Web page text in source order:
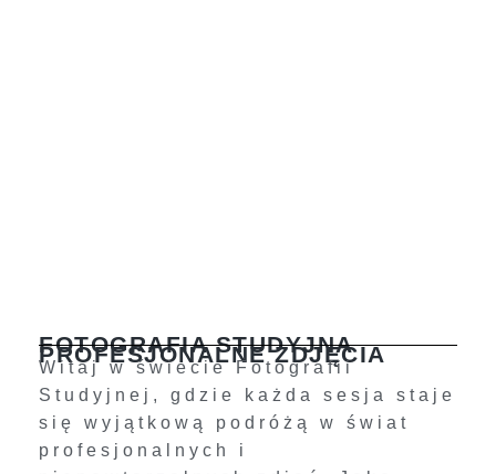
PROFESJONALNE ZDJĘCIA
FOTOGRAFIA STUDYJNA
Witaj w świecie Fotografii
Studyjnej, gdzie każda sesja staje
się wyjątkową podróżą w świat
profesjonalnych i